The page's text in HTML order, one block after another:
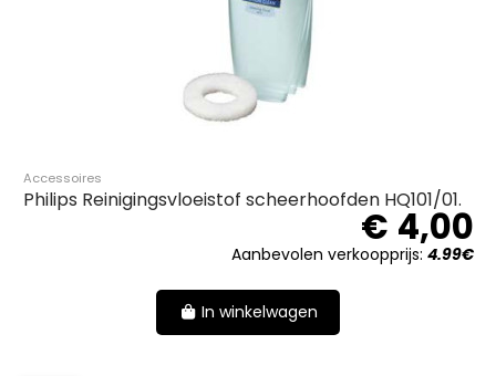
Accessoires
Philips Reinigingsvloeistof scheerhoofden HQ101/01.
€ 4,00
Aanbevolen verkoopprijs: 4.99€
In winkelwagen